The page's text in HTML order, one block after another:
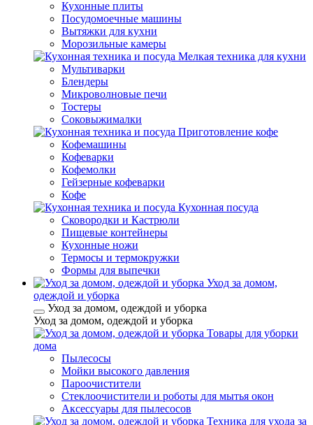
Кухонные плиты
Посудомоечные машины
Вытяжки для кухни
Морозильные камеры
Мелкая техника для кухни
Мультиварки
Блендеры
Микроволновые печи
Тостеры
Соковыжималки
Приготовление кофе
Кофемашины
Кофеварки
Кофемолки
Гейзерные кофеварки
Кофе
Кухонная посуда
Сковородки и Кастрюли
Пищевые контейнеры
Кухонные ножи
Термосы и термокружки
Формы для выпечки
Уход за домом,
одеждой и уборка
Уход за домом, одеждой и уборка
Уход за домом, одеждой и уборка
Товары для уборки
дома
Пылесосы
Мойки высокого давления
Пароочистители
Стеклоочистители и роботы для мытья окон
Аксессуары для пылесосов
Техника для ухода за